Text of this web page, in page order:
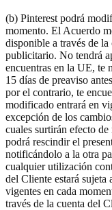
(b) Pinterest podrá
momento. El Acuerdo
disponible a través de
publicitario. No tendrá
encuentras en la UE, te
15 días de preaviso
por el contrario, te
modificado entrará en
excepción de los
cuales surtirán efecto
podrá rescindir el
notificándolo a la otra
cualquier utilización
del Cliente estará
vigentes en cada
través de la cuenta del